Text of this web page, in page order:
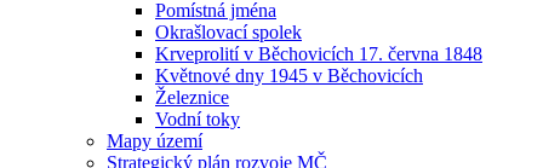
Pomístná jména
Okrašlovací spolek
Krveprolití v Běchovicích 17. června 1848
Květnové dny 1945 v Běchovicích
Železnice
Vodní toky
Mapy území
Strategický plán rozvoje MČ